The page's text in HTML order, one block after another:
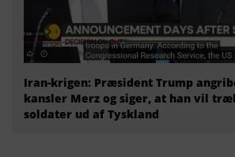
Iran-krigen: Præsident Trump
kansler Merz og siger, at han vil
soldater ud af Tyskland